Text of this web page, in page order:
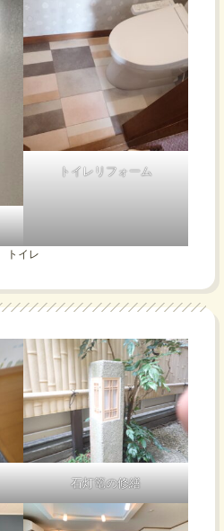
トイレリフォーム
トイレ
石灯篭の修繕